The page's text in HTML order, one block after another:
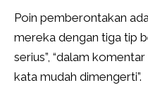
Poin pemberontakan
mereka dengan tiga tip
serius”, “dalam
kata mudah dimengerti”.